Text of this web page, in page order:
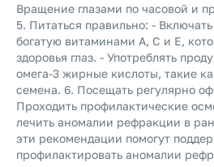
Вращение глазами по часовой и
5. Питаться правильно: -
богатую витаминами А, C и Е,
здоровья глаз. - Употреблять
омега-3 жирные кислоты, такие
семена. 6. Посещать регулярно
Проходить профилактические
лечить аномалии рефракции в
эти рекомендации помогут
профилактировать аномалии